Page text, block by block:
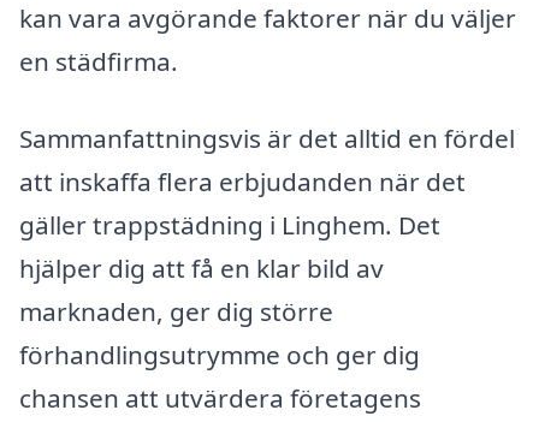
kan vara avgörande faktorer när du väljer
en städfirma.
Sammanfattningsvis är det alltid en fördel
att inskaffa flera erbjudanden när det
gäller trappstädning i Linghem. Det
hjälper dig att få en klar bild av
marknaden, ger dig större
förhandlingsutrymme och ger dig
chansen att utvärdera företagens